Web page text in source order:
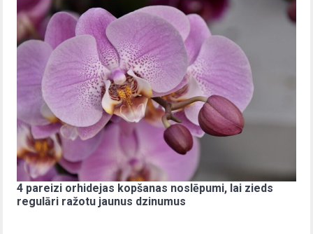
4 pareizi orhidejas kopšanas noslēpumi, lai zieds
regulāri ražotu jaunus dzinumus